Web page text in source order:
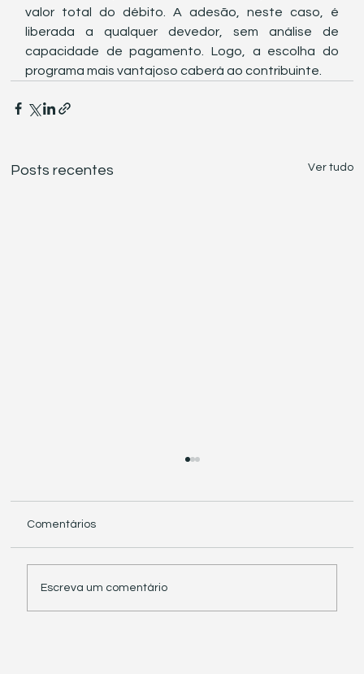
valor total do débito. A adesão, neste caso, é
liberada a qualquer devedor, sem análise de
capacidade de pagamento. Logo, a escolha do
programa mais vantajoso caberá ao contribuinte.
Posts recentes Ver tudo
Comentários
Escreva um comentário